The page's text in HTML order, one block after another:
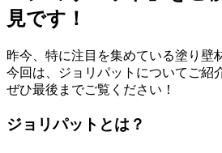
見です！
昨今、特に注目を集めている塗り壁
今回は、ジョリパットについてご紹
ぜひ最後までご覧ください！
ジョリパットとは？